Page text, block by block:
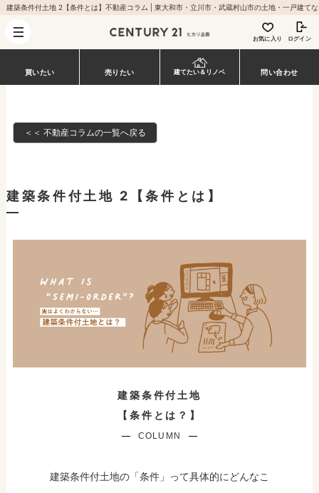
お気に入り ログイン
買いたい 売りたい 建てたい＆リノベ 問い合わせ
＜＜ 不動産コラムの一覧へ戻る
建築条件付土地 2【条件とは】
建築条件付土地
【条件とは？】
COLUMN
建築条件付土地の「条件」って具体的にどんなこ